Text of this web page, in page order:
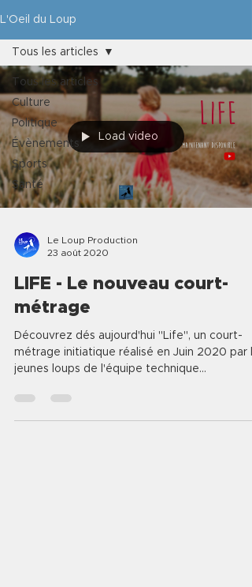
L'Oeil du Loup
Tous les articles
Culture
Politique
Évènements
Sports
Santé
Tous les articles
Load video
Le Loup Production
23 août 2020
LIFE - Le nouveau court-
métrage
Découvrez dés aujourd'hui "Life", un court-
métrage initiatique réalisé en Juin 2020 par
jeunes loups de l'équipe technique...